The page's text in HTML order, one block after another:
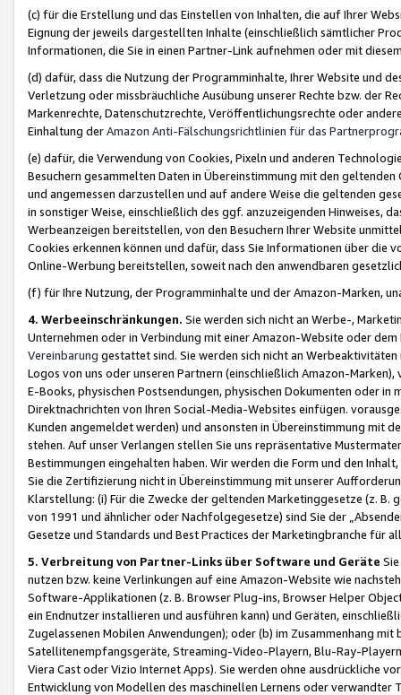
(c) für die Erstellung und das Einstellen von Inhalten, die auf Ihrer
Eignung der jeweils dargestellten Inhalte (einschließlich sämtlicher
Informationen, die Sie in einen Partner-Link aufnehmen oder mit
(d) dafür, dass die Nutzung der Programminhalte, Ihrer Website und
Verletzung oder missbräuchliche Ausübung unserer Rechte bzw. der
Markenrechte, Datenschutzrechte, Veröffentlichungsrechte oder
Einhaltung derAmazon Anti-Fälschungsrichtlinien für das
(e) dafür, die Verwendung von Cookies, Pixeln und anderen
Besuchern gesammelten Daten in Übereinstimmung mit den
und angemessen darzustellen und auf andere Weise die geltenden
in sonstiger Weise, einschließlich des ggf. anzuzeigenden Hinweises,
Werbeanzeigen bereitstellen, von den Besuchern Ihrer Website
Cookies erkennen können und dafür, dass Sie Informationen über die
Online-Werbung bereitstellen, soweit nach den anwendbaren
(f) für Ihre Nutzung, der Programminhalte und der Amazon-Marken,
4. Werbeeinschränkungen. Sie werden sich nicht an Werbe-,
Unternehmen oder in Verbindung mit einer Amazon-Website oder
Vereinbarung gestattet sind. Sie werden sich nicht an
Logos von uns oder unseren Partnern (einschließlich Amazon-
E-Books, physischen Postsendungen, physischen Dokumenten oder in
Direktnachrichten von Ihren Social-Media-Websites einfügen.
Kunden angemeldet werden) und ansonsten in Übereinstimmung mit
stehen. Auf unser Verlangen stellen Sie uns repräsentative
Bestimmungen eingehalten haben. Wir werden die Form und den
Sie die Zertifizierung nicht in Übereinstimmung mit unserer
Klarstellung: (i) Für die Zwecke der geltenden Marketinggesetze (z. B.
von 1991 und ähnlicher oder Nachfolgegesetze) sind Sie der
Gesetze und Standards und Best Practices der Marketingbranche für
5. Verbreitung von Partner-Links über Software und Geräte
nutzen bzw. keine Verlinkungen auf eine Amazon-Website wie
Software-Applikationen (z. B. Browser Plug-ins, Browser Helper
ein Endnutzer installieren und ausführen kann) und Geräten,
Zugelassenen Mobilen Anwendungen); oder (b) im Zusammenhang
Satellitenempfangsgeräte, Streaming-Video-Playern, Blu-Ray-
Viera Cast oder Vizio Internet Apps). Sie werden ohne ausdrückliche
Entwicklung von Modellen des maschinellen Lernens oder